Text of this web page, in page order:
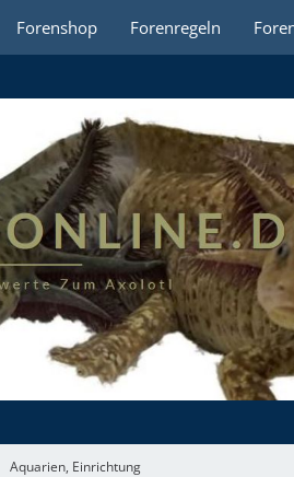
Forenshop Forenregeln
Aquarien, Einrichtung